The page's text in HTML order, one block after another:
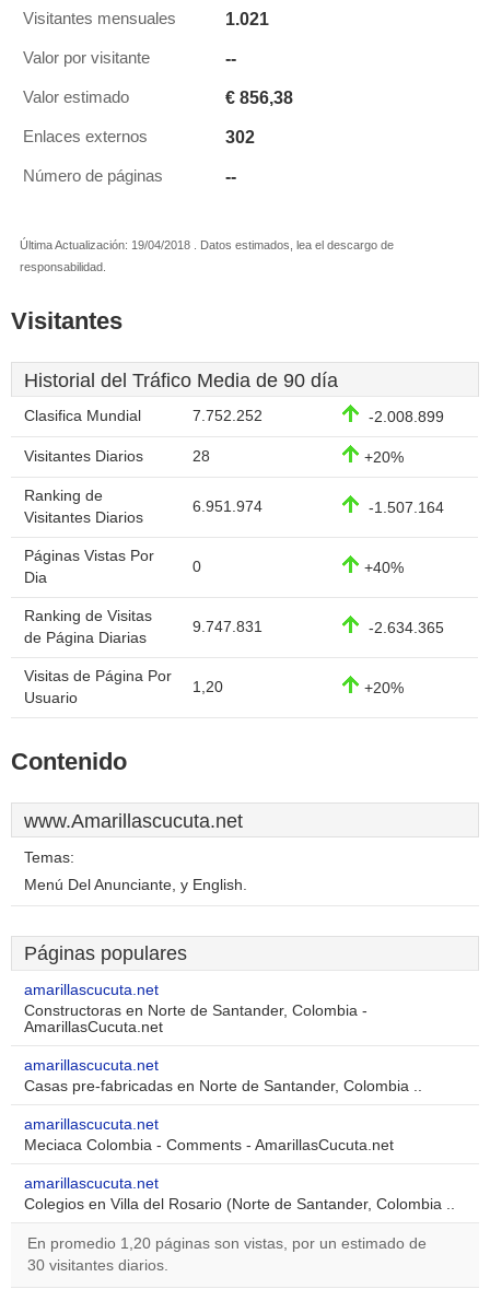
Visitantes mensuales 1.021
Valor por visitante --
Valor estimado € 856,38
Enlaces externos 302
Número de páginas --
Última Actualización: 19/04/2018 . Datos estimados, lea el descargo de
responsabilidad.
Visitantes
Historial del Tráfico Media de 90 día
Clasifica Mundial 7.752.252 -2.008.899
Visitantes Diarios 28 +20%
Ranking de
Visitantes Diarios
6.951.974 -1.507.164
Páginas Vistas Por
Dia
0 +40%
Ranking de Visitas
de Página Diarias
9.747.831 -2.634.365
Visitas de Página Por
Usuario
1,20 +20%
Contenido
www.Amarillascucuta.net
Temas:
Menú Del Anunciante, y English.
Páginas populares
amarillascucuta.net
Constructoras en Norte de Santander, Colombia -
AmarillasCucuta.net
amarillascucuta.net
Casas pre-fabricadas en Norte de Santander, Colombia ..
amarillascucuta.net
Meciaca Colombia - Comments - AmarillasCucuta.net
amarillascucuta.net
Colegios en Villa del Rosario (Norte de Santander, Colombia ..
En promedio 1,20 páginas son vistas, por un estimado de
30 visitantes diarios.